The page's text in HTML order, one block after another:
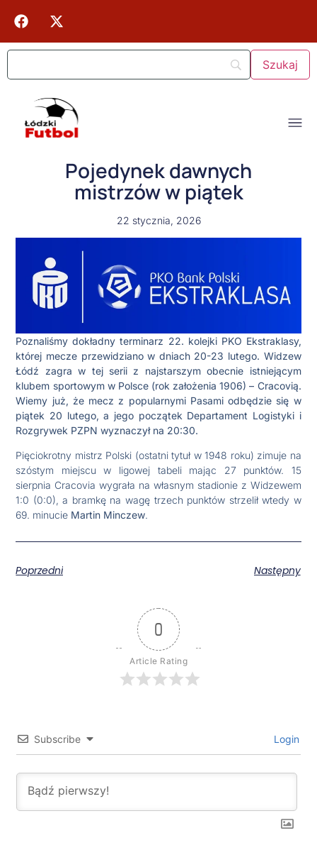
Pojedynek dawnych
mistrzów w piątek
22 stycznia, 2026
Poznaliśmy dokładny terminarz 22. kolejki PKO Ekstraklasy,
której mecze przewidziano w dniach 20-23 lutego. Widzew
Łódź zagra w tej serii z najstarszym obecnie istniejącym
klubem sportowym w Polsce (rok założenia 1906) – Cracovią.
Wiemy już, że mecz z popularnymi Pasami odbędzie się w
piątek 20 lutego, a jego początek Departament Logistyki i
Rozgrywek PZPN wyznaczył na 20:30.
Pięciokrotny mistrz Polski (ostatni tytuł w 1948 roku) zimuje na
szóstym miejscu w ligowej tabeli mając 27 punktów. 15
sierpnia Cracovia wygrała na własnym stadionie z Widzewem
1:0 (0:0), a bramkę na wagę trzech punktów strzelił wtedy w
69. minucie Martin Minczew.
Poprzedni Następny
0
Article Rating
Subscribe Login